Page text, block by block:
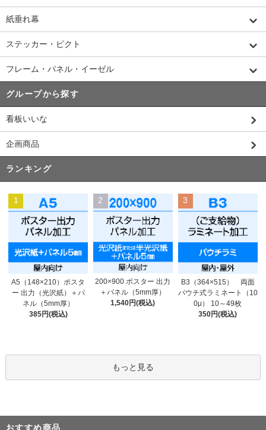
紙垂れ幕
ステッカー・ピクト
フレーム・パネル・イーゼル
グループから探す
看板いいな
企画商品
ランキング
1
A5（148×210）ポスタ
ー 出力（光沢紙）＋パ
ネル（5mm厚）
385円(税込)
2
200×900 ポスター 出力
＋パネル（5mm厚）
1,540円(税込)
3
B3（364×515） 両面
パウチ式ラミネート（10
0μ） 10～49枚
350円(税込)
もっと見る
おすすめ商品